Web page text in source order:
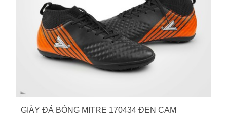
GIÀY ĐÁ BÓNG MITRE 170434 ĐEN CAM